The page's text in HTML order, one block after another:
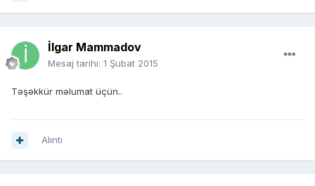
İlgar Mammadov
Mesaj tarihi: 1 Şubat 2015
Təşəkkür məlumat üçün..
Alıntı